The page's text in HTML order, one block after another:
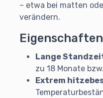
– etwa bei matten
verändern.
Eigenschaften
Lange
zu 18 Monate
Extrem